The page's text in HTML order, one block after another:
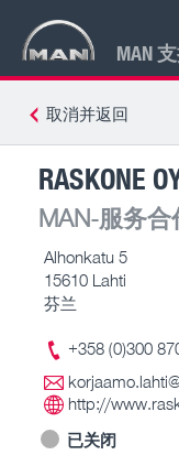
MAN
取消并返回
RASKONE
MAN-服务合
Alhonkatu 5
15610 Lahti
芬兰
+358 (0)300
http://
已关闭